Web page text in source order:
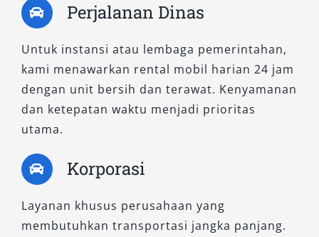
Perjalanan Dinas
Untuk instansi atau lembaga pemerintahan,
kami menawarkan rental mobil harian 24 jam
dengan unit bersih dan terawat. Kenyamanan
dan ketepatan waktu menjadi prioritas
utama.
Korporasi
Layanan khusus perusahaan yang
membutuhkan transportasi jangka panjang.